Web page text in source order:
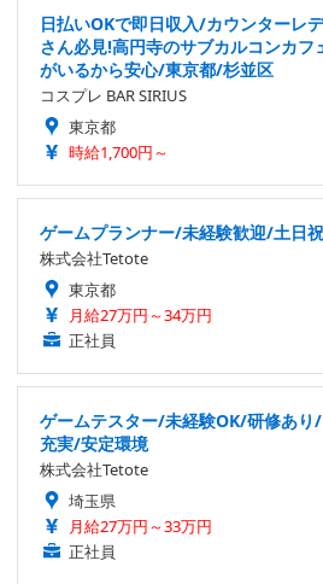
日払いOKで即日収入/カウンターレ
さん必見!高円寺のサブカルコンカフ
がいるから安心/東京都/杉並区
コスプレ BAR SIRIUS
東京都
時給1,700円～
ゲームプランナー/未経験歓迎/土日
株式会社Tetote
東京都
月給27万円～34万円
正社員
ゲームテスター/未経験OK/研修あ
充実/安定環境
株式会社Tetote
埼玉県
月給27万円～33万円
正社員